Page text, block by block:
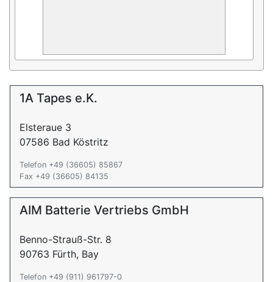
1A Tapes e.K.
Elsteraue 3
07586 Bad Köstritz
Telefon +49 (36605) 85867
Fax +49 (36605) 84135
AIM Batterie Vertriebs GmbH
Benno-Strauß-Str. 8
90763 Fürth, Bay
Telefon +49 (911) 961797-0